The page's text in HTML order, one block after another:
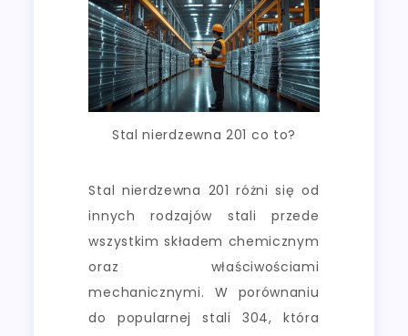
Stal nierdzewna 201 co to?
Stal nierdzewna 201 różni się od
innych rodzajów stali przede
wszystkim składem chemicznym
oraz właściwościami
mechanicznymi. W porównaniu
do popularnej stali 304, która